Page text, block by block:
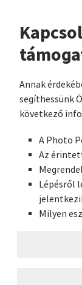
Annak
segíthessünk
következő
A Photo
Az
Lépésről
Milyen